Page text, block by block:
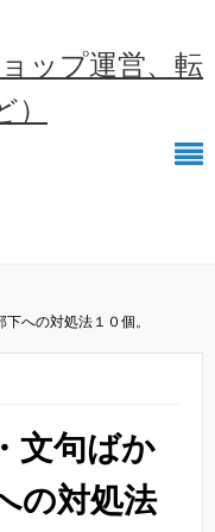
ップ運営、転
への対処法１０個。
文句ばか
の対処法